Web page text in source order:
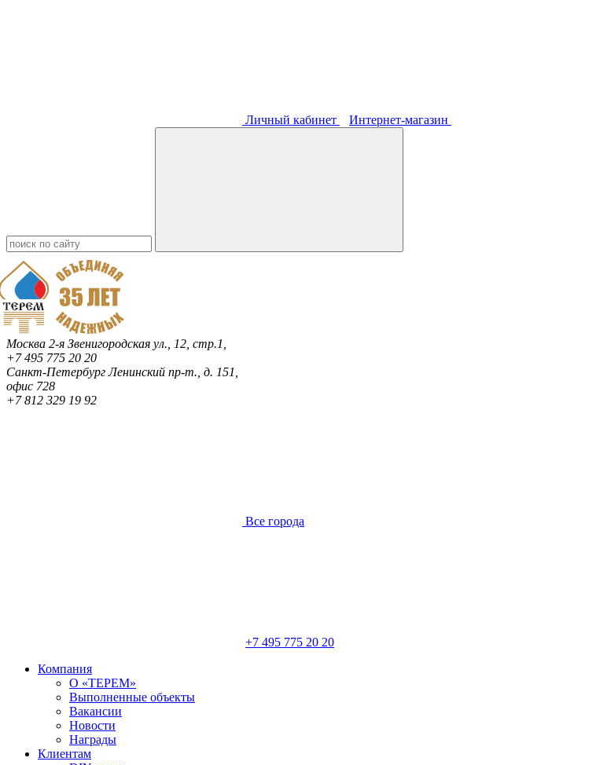
Личный кабинет Интернет-магазин
Москва 2-я Звенигородская ул., 12, стр.1,
+7 495 775 20 20
Санкт-ПетербургЛенинский пр-т., д. 151,
офис 728
+7 812 329 19 92
Все города
+7 495 775 20 20
Компания
О «ТЕРЕМ»
Выполненные объекты
Вакансии
Новости
Награды
Клиентам